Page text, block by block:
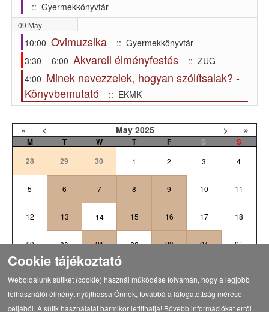
:: Gyermekkönyvtár
09 May
10:00 Ovimuzsika
:: Gyermekkönyvtár
3:30 - 6:00 Akvarell élményfestés
:: ZUG
4:00 Minek nevezzelek, hogyan szólítsalak? -
Könyvbemutató
:: EKMK
« < May 2025 > »
M T W T F S
S
28
29 30 1 2 3 4
5 6 7 8 9 10 11
12 13 14 15 16 17 18
19 20 21 22 23 24 25
27
Cookie tájékoztató
Weboldalunk sütiket (cookie) használ működése folyamán, hogy a legjobb
felhasználói élményt nyújthassa Önnek, továbbá a látogatottság mérése
céljából. A sütik használatát bármikor letilthatja! Bővebb információkat erről